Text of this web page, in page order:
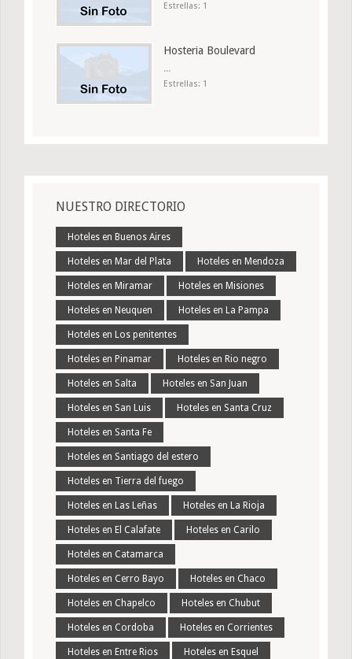
Estrellas: 1
Hosteria Boulevard
...
Estrellas: 1
NUESTRO DIRECTORIO
Hoteles en Buenos Aires
Hoteles en Mar del Plata Hoteles en Mendoza
Hoteles en Miramar Hoteles en Misiones
Hoteles en Neuquen Hoteles en La Pampa
Hoteles en Los penitentes
Hoteles en Pinamar Hoteles en Rio negro
Hoteles en Salta Hoteles en San Juan
Hoteles en San Luis Hoteles en Santa Cruz
Hoteles en Santa Fe
Hoteles en Santiago del estero
Hoteles en Tierra del fuego
Hoteles en Las Leñas Hoteles en La Rioja
Hoteles en El Calafate Hoteles en Carilo
Hoteles en Catamarca
Hoteles en Cerro Bayo Hoteles en Chaco
Hoteles en Chapelco Hoteles en Chubut
Hoteles en Cordoba Hoteles en Corrientes
Hoteles en Entre Rios Hoteles en Esquel